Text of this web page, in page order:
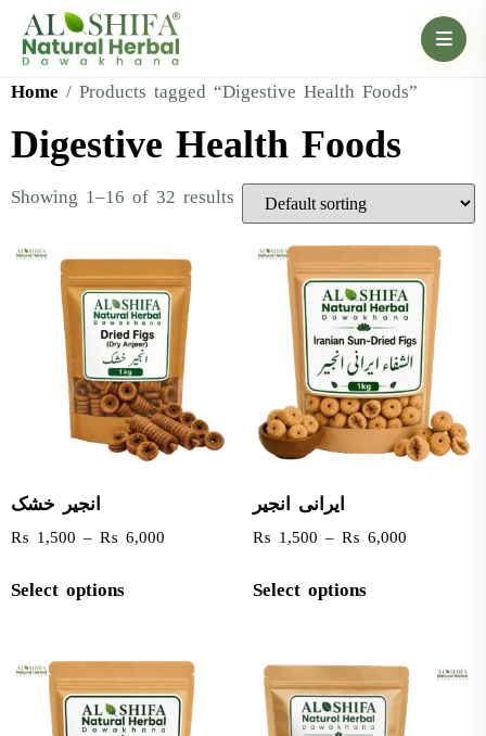
Home / Products tagged “Digestive Health Foods”
Digestive Health Foods
Showing 1–16 of 32 results
انجیر خشک
₨ 1,500 – ₨ 6,000
Select options
ایرانی انجیر
₨ 1,500 – ₨ 6,000
Select options